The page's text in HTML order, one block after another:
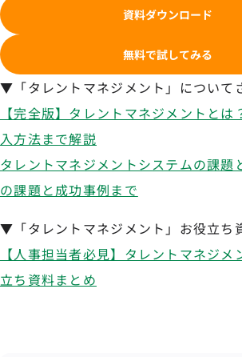
資料ダウンロード
無料で試してみる
▼「タレントマネジメント」について
【完全版】タレントマネジメントと
入方法まで解説
タレントマネジメントシステムの課題
の課題と成功事例まで
▼「タレントマネジメント」お役立ち
【人事担当者必見】タレントマネジ
立ち資料まとめ